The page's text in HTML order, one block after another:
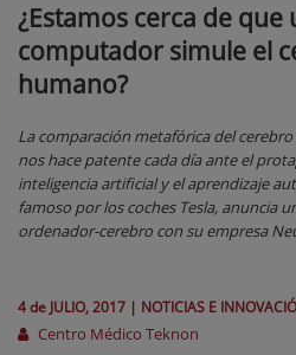
¿Estamos cerca de que
computador simule el
humano?
La comparación metafórica del
nos hace patente cada día ante el
inteligencia artificial y el aprendizaje
famoso por los coches Tesla, anuncia
ordenador-cerebro con su empresa
4 de JULIO, 2017 | NOTICIAS E
Centro Médico Teknon